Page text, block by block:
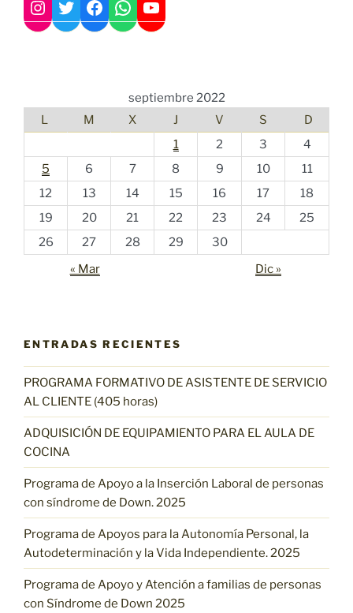
Instagram Twitter Facebook WhatsApp YouTube
septiembre 2022
L
M X J V S
D
1
2 3
4
5
6 7 8 9 10
11
12
13 14 15 16 17
18
19
20 21 22 23 24
25
26
27 28 29
30
« Mar
Dic »
ENTRADAS RECIENTES
PROGRAMA FORMATIVO DE ASISTENTE DE SERVICIO
AL CLIENTE (405 horas)
ADQUISICIÓN DE EQUIPAMIENTO PARA EL AULA DE
COCINA
Programa de Apoyo a la Inserción Laboral de personas
con síndrome de Down. 2025
Programa de Apoyos para la Autonomía Personal, la
Autodeterminación y la Vida Independiente. 2025
Programa de Apoyo y Atención a familias de personas
con Síndrome de Down 2025